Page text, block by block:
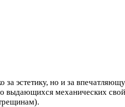
за эстетику, но и за
механических